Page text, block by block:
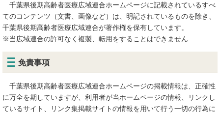
千葉県後期高齢者医療広域連合ホームページに記載されているすべ
てのコンテンツ（文書、画像など）は、明記されているものを除き、
千葉県後期高齢者医療広域連合が著作権を保有しています。
※当広域連合の許可なく複製、転用をすることはできません
免責事項
千葉県後期高齢者医療広域連合ホームページの掲載情報は、正確性
に万全を期していますが、利用者が当ホームページの情報、リンクし
ているサイト、リンク集掲載サイトの情報を用いて行う一切の行為に